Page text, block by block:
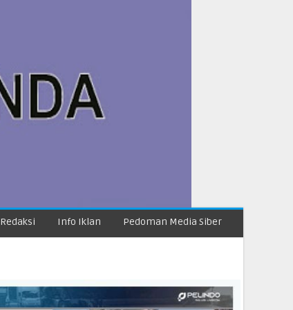
Redaksi Info Iklan Pedoman Media Siber